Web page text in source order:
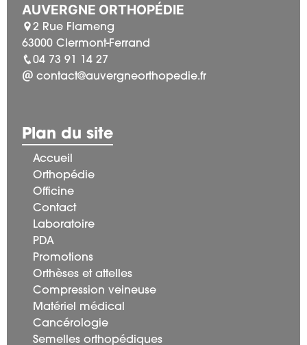
AUVERGNE ORTHOPÉDIE
2 Rue Flameng
63000 Clermont-Ferrand
04 73 91 14 27
contact@auvergneorthopedie.fr
Plan du site
Accueil
Orthopédie
Officine
Contact
Laboratoire
PDA
Promotions
Orthèses et attelles
Compression veineuse
Matériel médical
Cancérologie
Semelles orthopédiques